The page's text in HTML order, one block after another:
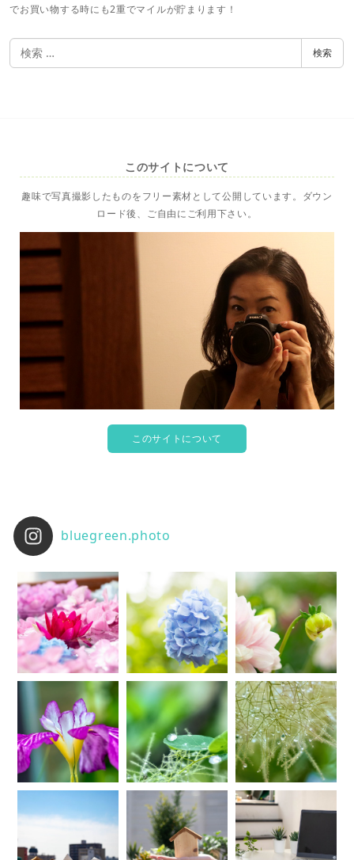
でお買い物する時にも2重でマイルが貯まります！
検
索
検索
このサイトについて
趣味で写真撮影したものをフリー素材として公開しています。ダウン
ロード後、ご自由にご利用下さい。
このサイトについて
bluegreen.photo